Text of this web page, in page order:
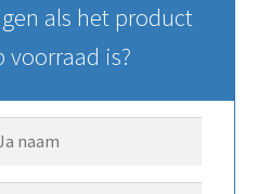
als het product
voorraad is?